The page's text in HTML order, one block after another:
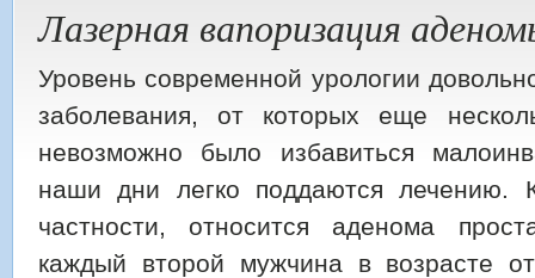
Лазерная вапоризация
Уровень современной урологии
заболевания, от которых еще
невозможно было избавиться
наши дни легко поддаются лечению.
частности, относится аденома
каждый второй мужчина в возрасте